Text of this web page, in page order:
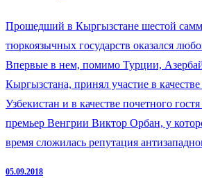
Прошедший в Кыргызстане шестой
тюркоязычных государств оказался
Впервые в нем, помимо Турции,
Кыргызстана, принял участие в
Узбекистан и в качестве почетного
премьер Венгрии Виктор Орбан, у
время сложилась репутация
05.09.2018